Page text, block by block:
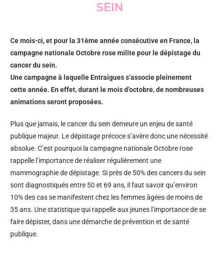
SEIN
Ce mois-ci, et pour la 31ème année consécutive en France, la
campagne nationale Octobre rose milite pour le dépistage du
cancer du sein.
Une campagne à laquelle Entraigues s’associe pleinement
cette année. En effet, durant le mois d’octobre, de nombreuses
animations seront proposées.
Plus que jamais, le cancer du sein demeure un enjeu de santé
publique majeur. Le dépistage précoce s’avère donc une nécessité
absolue. C’est pourquoi la campagne nationale Octobre rose
rappelle l’importance de réaliser régulièrement une
mammographie de dépistage. Si près de 50% des cancers du sein
sont diagnostiqués entre 50 et 69 ans, il faut savoir qu’environ
10% des cas se manifestent chez les femmes âgées de moins de
35 ans. Une statistique qui rappelle aux jeunes l’importance de se
faire dépister, dans une démarche de prévention et de santé
publique.